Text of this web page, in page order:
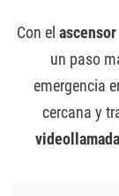
Con el ascensor
un paso
emergencia
cercana y
videollamada